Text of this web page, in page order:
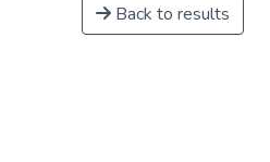
Back to results